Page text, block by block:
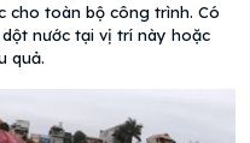
cho toàn bộ công trình. Có
nước tại vị trí này hoặc
quả.